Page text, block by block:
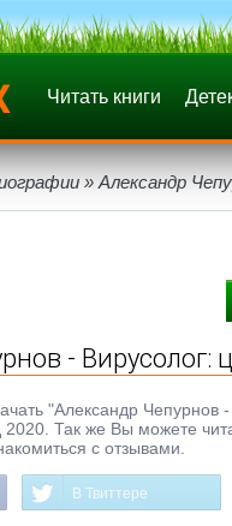
Читать книги
» Александр
- Вирусолог:
"Александр
2020. Так же Вы можете
с отзывами.
В Твиттере